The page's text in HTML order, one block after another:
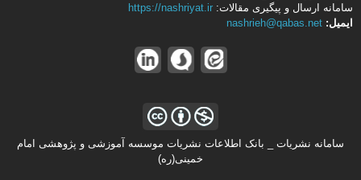
سامانه ارسال و پیگیری مقالات: https://nashriyat.ir
ایمیل: nashrieh@qabas.net
سامانه نشریات _ بانک اطلاعات نشریات موسسه آموزشی و پژوهشی امام
خمینی(ره)